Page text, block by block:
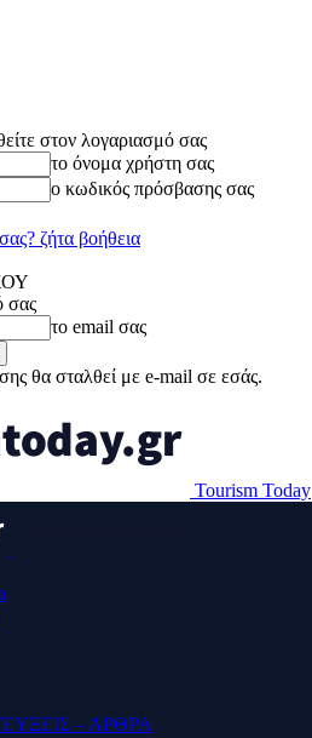
στον λογαριασμό σας
το όνομα χρήστη σας
ο κωδικός πρόσβασης σας
ζήτα βοήθεια
σας
το email σας
θα σταλθεί με e-mail σε εσάς.
Tourism Today
– ΑΡΘΡΑ